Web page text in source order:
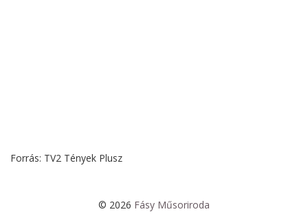
Forrás: TV2 Tények Plusz
© 2026 Fásy Műsoriroda